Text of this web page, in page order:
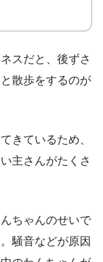
スだと、後ずさ
散歩をするのが
きているため、
主さんがたくさ
ちゃんのせいで
騒音などが原因